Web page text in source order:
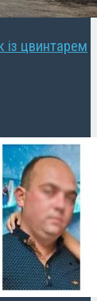
із цвинтарем